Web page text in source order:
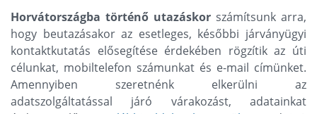
Horvátországba történő utazáskor számítsunk arra,
hogy beutazásakor az esetleges, későbbi járványügyi
kontaktkutatás elősegítése érdekében rögzítik az úti
célunkat, mobiltelefon számunkat és e-mail címünket.
Amennyiben szeretnénk elkerülni az
adatszolgáltatással járó várakozást, adatainkat